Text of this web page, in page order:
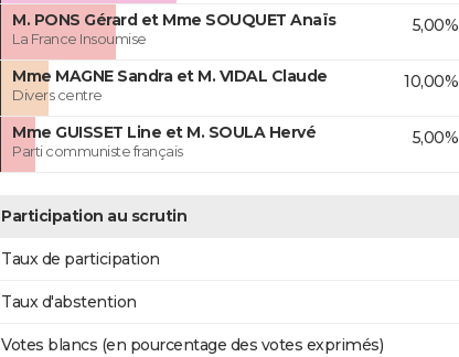
M. PONS Gérard et Mme SOUQUET Anaïs
La France Insoumise
5,00%
Mme MAGNE Sandra et M. VIDAL Claude
Divers centre
10,00%
Mme GUISSET Line et M. SOULA Hervé
Parti communiste français
5,00%
Participation au scrutin
Taux de participation
Taux d'abstention
Votes blancs (en pourcentage des votes exprimés)